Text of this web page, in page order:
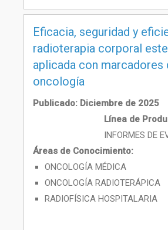
Eficacia, seguridad y
radioterapia corporal
aplicada con marcadores
oncología
Publicado: Diciembre de 2025
Línea de
INFORMES DE
Áreas de Conocimiento:
ONCOLOGÍA MÉDICA
ONCOLOGÍA RADIOTERÁPICA
RADIOFÍSICA HOSPITALARIA